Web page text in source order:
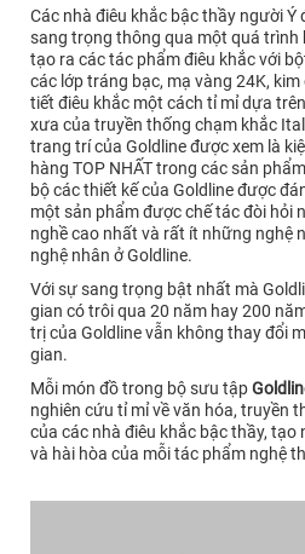
Các nhà điêu khắc bậc thầy người
sang trọng thông qua một quá trình
tạo ra các tác phẩm điêu khắc với
các lớp tráng bạc, mạ vàng 24K,
tiết điêu khắc một cách tỉ mỉ dựa
xưa của truyền thống chạm khắc
trang trí của Goldline được xem là
hàng TOP NHẤT trong các sản
bộ các thiết kế của Goldline được
một sản phẩm được chế tác đòi hỏi
nghề cao nhất và rất ít những nghệ
nghệ nhân ở Goldline.
Với sự sang trọng bật nhất mà
gian có trôi qua 20 năm hay 200
trị của Goldline vẫn không thay đổi
gian.
Mỗi món đồ trong bộ sưu tập
nghiên cứu tỉ mỉ về văn hóa, truyền
của các nhà điêu khắc bậc thầy,
và hài hòa của mỗi tác phẩm nghệ